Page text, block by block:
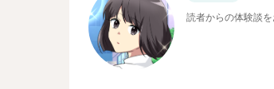
読者からの体験談を